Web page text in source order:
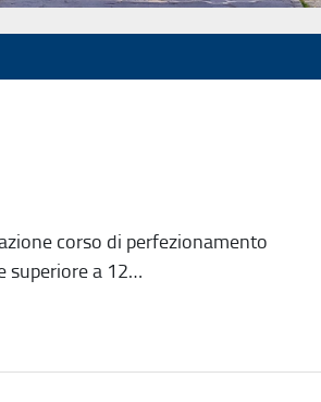
corso di perfezionamento
superiore a 12…